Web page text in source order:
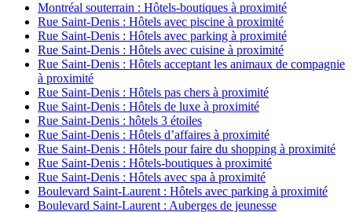
Montréal souterrain : Hôtels-boutiques à proximité
Rue Saint-Denis : Hôtels avec piscine à proximité
Rue Saint-Denis : Hôtels avec parking à proximité
Rue Saint-Denis : Hôtels avec cuisine à proximité
Rue Saint-Denis : Hôtels acceptant les animaux de compagnie
à proximité
Rue Saint-Denis : Hôtels pas chers à proximité
Rue Saint-Denis : Hôtels de luxe à proximité
Rue Saint-Denis : hôtels 3 étoiles
Rue Saint-Denis : Hôtels d’affaires à proximité
Rue Saint-Denis : Hôtels pour faire du shopping à proximité
Rue Saint-Denis : Hôtels-boutiques à proximité
Rue Saint-Denis : Hôtels avec spa à proximité
Boulevard Saint-Laurent : Hôtels avec parking à proximité
Boulevard Saint-Laurent : Auberges de jeunesse